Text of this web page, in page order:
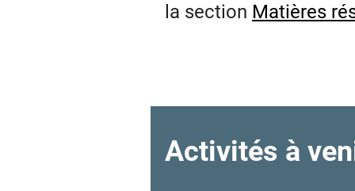
la section Matières
Activités à